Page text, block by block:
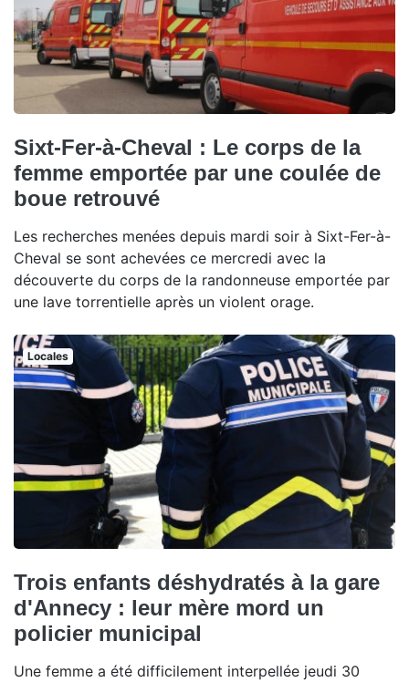
Sixt-Fer-à-Cheval : Le corps de la
femme emportée par une coulée de
boue retrouvé
Les recherches menées depuis mardi soir à Sixt-Fer-à-
Cheval se sont achevées ce mercredi avec la
découverte du corps de la randonneuse emportée par
une lave torrentielle après un violent orage.
Locales
Trois enfants déshydratés à la gare
d'Annecy : leur mère mord un
policier municipal
Une femme a été difficilement interpellée jeudi 30